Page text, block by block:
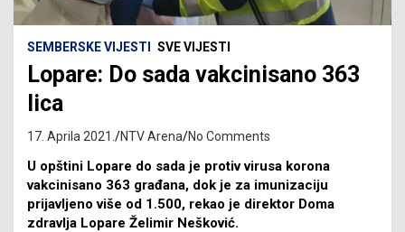
SEMBERSKE VIJESTI SVE VIJESTI
Lopare: Do sada vakcinisano 363
lica
17. Aprila 2021. NTV Arena No Comments
U opštini Lopare do sada je protiv virusa korona
vakcinisano 363 građana, dok je za imunizaciju
prijavljeno više od 1.500, rekao je direktor Doma
zdravlja Lopare Želimir Nešković.